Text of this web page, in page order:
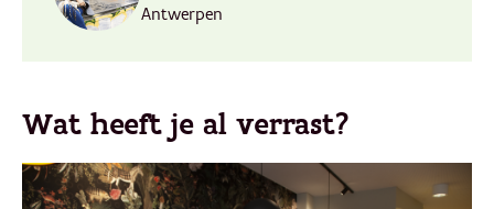
Antwerpen
Wat heeft je al verrast?